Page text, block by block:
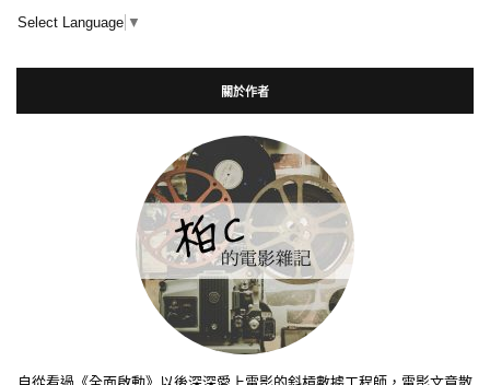
Select Language ▼
關於作者